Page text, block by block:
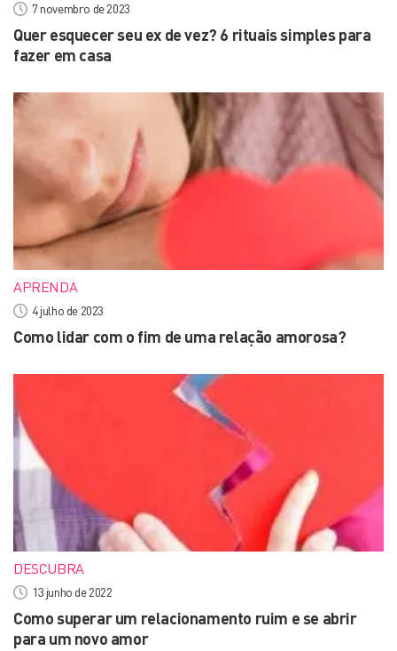
7 novembro de 2023
Quer esquecer seu ex de vez? 6 rituais simples para
fazer em casa
APRENDA
4 julho de 2023
Como lidar com o fim de uma relação amorosa?
DESCUBRA
13 junho de 2022
Como superar um relacionamento ruim e se abrir
para um novo amor